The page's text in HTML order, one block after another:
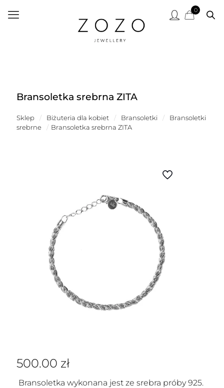
0
Bransoletka srebrna ZITA
Sklep / Biżuteria dla kobiet / Bransoletki /
Bransoletki
srebrne
/ Bransoletka srebrna ZITA
500.00 zł
Bransoletka wykonana jest ze srebra próby 925.